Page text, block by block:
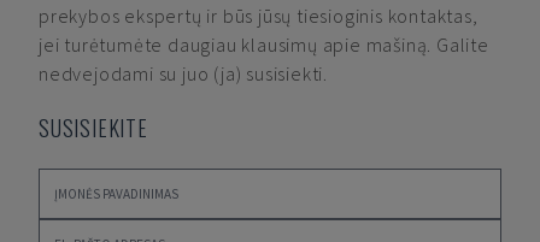
prekybos ekspertų ir būs jūsų tiesioginis kontaktas,
jei turėtumėte daugiau klausimų apie mašiną. Galite
nedvejodami su juo (ja) susisiekti.
SUSISIEKITE